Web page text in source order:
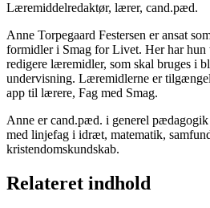
Læremiddelredaktør, lærer, cand.pæd.
Anne Torpegaard Festersen er ansat
formidler i Smag for Livet. Her har
redigere læremidler, som skal bruges i
undervisning. Læremidlerne er
app til lærere, Fag med Smag.
Anne er cand.pæd. i generel
med linjefag i idræt, matematik,
kristendomskundskab.
Relateret indhold